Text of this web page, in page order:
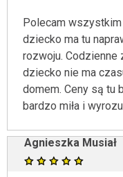
Polecam
dziecko ma tu
rozwoju. Codzienne
dziecko nie ma
domem. Ceny są tu
bardzo miła i
Agnieszka Musiał